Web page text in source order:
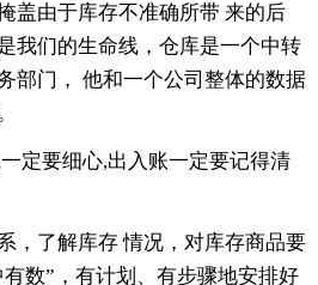
盖由于库存不准确所带 来的后
我们的生命线，仓库是一个中转
部门， 他和一个公司整体的数据
定要细心,出入账一定要记得清
，了解库存 情况，对库存商品要
数”，有计划、有步骤地安排好